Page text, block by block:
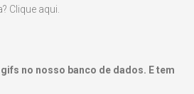
Clique aqui.
gifs no nosso banco de dados. E tem